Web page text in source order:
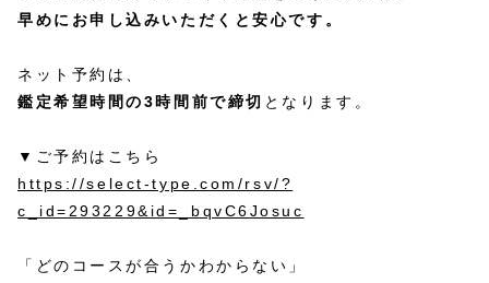
早めにお申し込みいただくと安心です。
ネット予約は、
鑑定希望時間の3時間前で締切 となります。
▼ご予約はこちら
https://select-type.com/rsv/?
c_id=293229&id=_bqvC6Josuc
「どのコースが合うかわからない」